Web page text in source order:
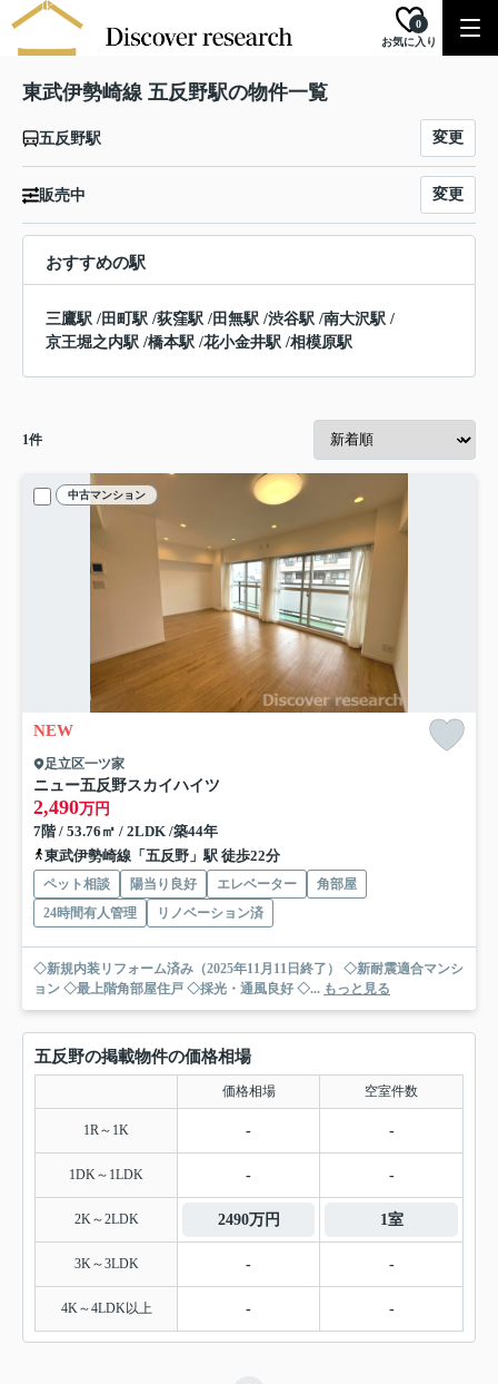
お気に入り
0
東武伊勢崎線 五反野駅の物件一覧
五反野駅 変更
販売中 変更
おすすめの駅
三鷹駅 /田町駅 /荻窪駅 /田無駅 /渋谷駅 /南大沢駅 /
京王堀之内駅 /橋本駅 /花小金井駅 /相模原駅
1件
中古マンション
NEW
足立区一ツ家
ニュー五反野スカイハイツ
2,490万円
7階 / 53.76㎡ / 2LDK /築44年
東武伊勢崎線「五反野」駅 徒歩22分
ペット相談 陽当り良好 エレベーター
角部屋
24時間有人管理
リノベーション済
◇新規内装リフォーム済み（2025年11月11日終了） ◇新耐震適合マンシ
ョン ◇最上階角部屋住戸 ◇採光・通風良好 ◇... もっと見る
五反野の掲載物件の価格相場
価格相場 空室件数
1R～1K - -
1DK～1LDK - -
2K～2LDK 2490万円 1室
3K～3LDK - -
4K～4LDK以上 - -